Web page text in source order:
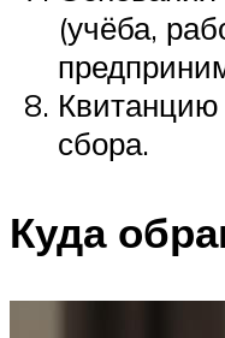
(учёба,
Квитанцию
сбора.
Куда